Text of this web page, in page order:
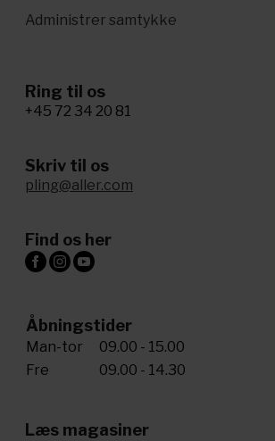
Administrer samtykke
Ring til os
+45 72 34 20 81
Skriv til os
pling@aller.com
Find os her
Åbningstider
Man-tor
09.00 - 15.00
Fre
09.00 - 14.30
Læs magasiner